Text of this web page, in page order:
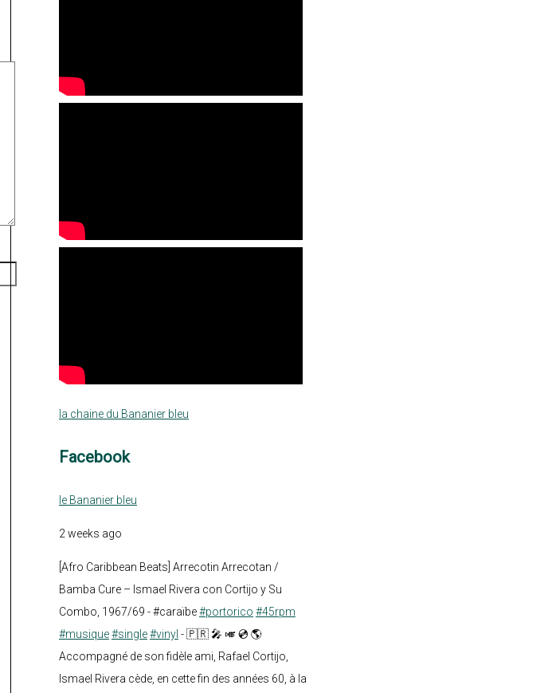
la chaine du Bananier bleu
Facebook
le Bananier bleu
2 weeks ago
[Afro Caribbean Beats] Arrecotin Arrecotan /
Bamba Cure – Ismael Rivera con Cortijo y Su
Combo, 1967/69 - #caraïbe#portorico #45rpm
#musique#single#vinyl - 🇵🇷 🎤 🎺 💿 🌎
Accompagné de son fidèle ami, Rafael Cortijo,
Ismael Rivera cède, en cette fin des années 60, à la